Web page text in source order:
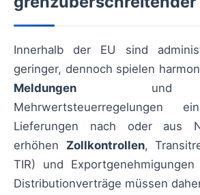
Innerhalb der EU sind
geringer, dennoch spielen
Meldungen und
Mehrwertsteuerregelungen
Lieferungen nach oder aus
erhöhen Zollkontrollen,
TIR) und
Distributionverträge müssen